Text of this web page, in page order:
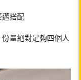
邁搭配
量絕對足夠四個人